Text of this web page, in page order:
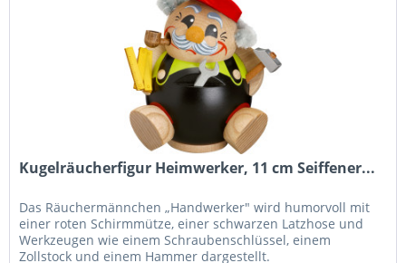
Kugelräucherfigur Heimwerker, 11 cm Seiffener...
Das Räuchermännchen „Handwerker" wird humorvoll mit
einer roten Schirmmütze, einer schwarzen Latzhose und
Werkzeugen wie einem Schraubenschlüssel, einem
Zollstock und einem Hammer dargestellt.